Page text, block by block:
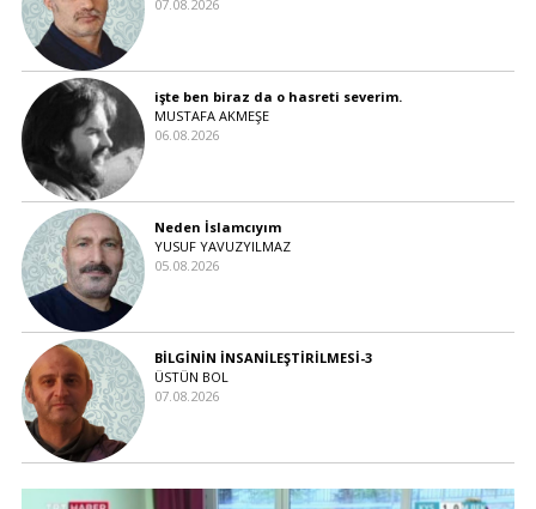
07.08.2026
işte ben biraz da o hasreti severim.
MUSTAFA AKMEŞE
06.08.2026
Neden İslamcıyım
YUSUF YAVUZYILMAZ
05.08.2026
BİLGİNİN İNSANİLEŞTİRİLMESİ-3
ÜSTÜN BOL
07.08.2026